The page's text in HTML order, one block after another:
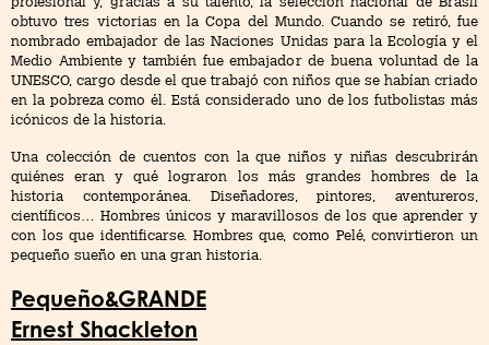
obtuvo tres victorias en la Copa del Mundo. Cuando se retiró, fue
nombrado embajador de las Naciones Unidas para la Ecología y el
Medio Ambiente y también fue embajador de buena voluntad de la
UNESCO, cargo desde el que trabajó con niños que se habían criado
en la pobreza como él. Está considerado uno de los futbolistas más
icónicos de la historia.
Una colección de cuentos con la que niños y niñas descubrirán
quiénes eran y qué lograron los más grandes hombres de la
historia contemporánea. Diseñadores, pintores, aventureros,
científicos… Hombres únicos y maravillosos de los que aprender y
con los que identificarse. Hombres que, como Pelé, convirtieron un
pequeño sueño en una gran historia.
Pequeño&GRANDE
Ernest Shackleton